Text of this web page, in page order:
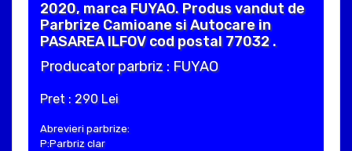
2020, marca FUYAO. Produs vandut de
Parbrize Camioane si Autocare in
PASAREA ILFOV cod postal 77032 .
Producator parbriz : FUYAO
Pret : 290 Lei
Abrevieri parbrize:
P:Parbriz clar